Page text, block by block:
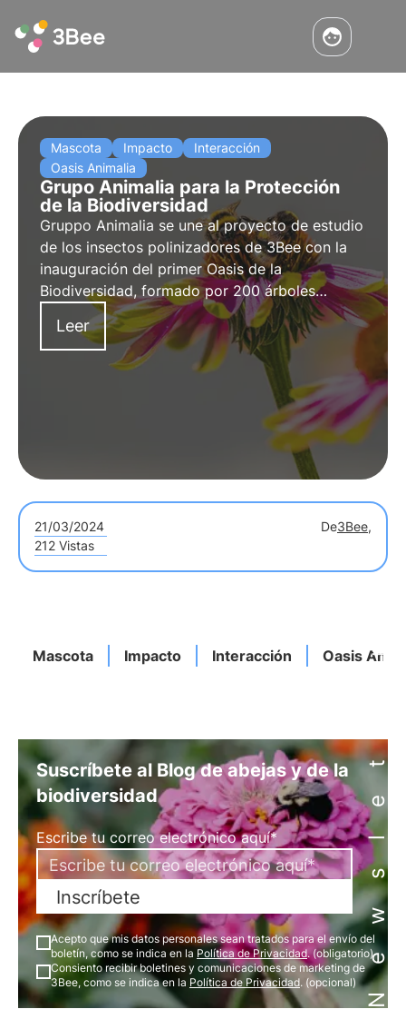
Mascota Impacto
Interacción
Oasis Animalia
Grupo Animalia para la Protección
de la Biodiversidad
Gruppo Animalia se une al proyecto de estudio
de los insectos polinizadores de 3Bee con la
inauguración del primer Oasis de la
Biodiversidad, formado por 200 árboles
nectaríferos situados en tres regiones italianas.
La entrevista con Silvia Siviero, Directora de
Marketing y Experiencia del Cliente.
Leer
21/03/2024 De3Bee,
212 Vistas
Mascota Impacto Interacción OasisNewsletter
Suscríbete al Blog de abejas y de la
biodiversidad
Escribe tu correo electrónico aquí*
Inscríbete
Acepto que mis datos personales sean tratados para el envío del
boletín, como se indica en la Política de Privacidad. (obligatorio)
Consiento recibir boletines y comunicaciones de marketing de
3Bee, como se indica en la Política de Privacidad. (opcional)